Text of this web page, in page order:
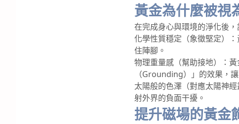
黃金為什麼被視
在完成身心與環境的淨化後
化學性質穩定（象徵堅定）
住陣腳。
物理重量感（幫助接地）：
（Grounding）」的效果，
太陽般的色澤（對應太陽神
射外界的負面干擾。
提升磁場的黃金